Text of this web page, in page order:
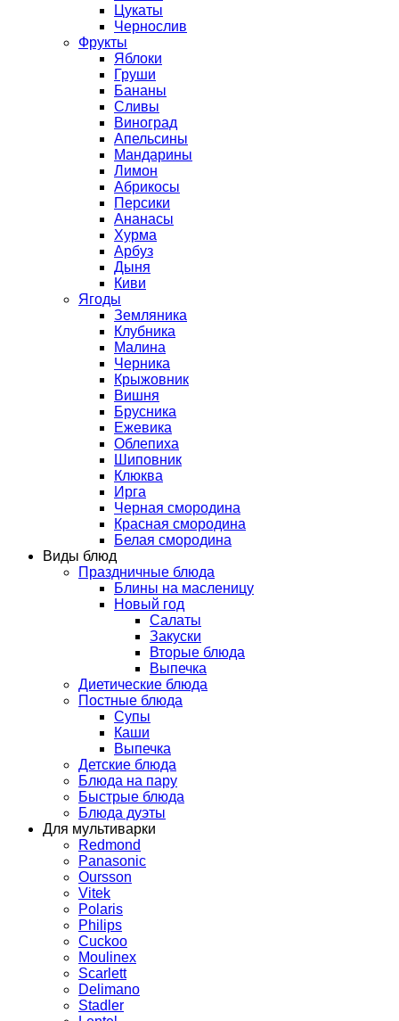
Цукаты
Чернослив
Фрукты
Яблоки
Груши
Бананы
Сливы
Виноград
Апельсины
Мандарины
Лимон
Абрикосы
Персики
Ананасы
Хурма
Арбуз
Дыня
Киви
Ягоды
Земляника
Клубника
Малина
Черника
Крыжовник
Вишня
Брусника
Ежевика
Облепиха
Шиповник
Клюква
Ирга
Черная смородина
Красная смородина
Белая смородина
Виды блюд
Праздничные блюда
Блины на масленицу
Новый год
Салаты
Закуски
Вторые блюда
Выпечка
Диетические блюда
Постные блюда
Супы
Каши
Выпечка
Детские блюда
Блюда на пару
Быстрые блюда
Блюда дуэты
Для мультиварки
Redmond
Panasonic
Oursson
Vitek
Polaris
Philips
Cuckoo
Moulinex
Scarlett
Delimano
Stadler